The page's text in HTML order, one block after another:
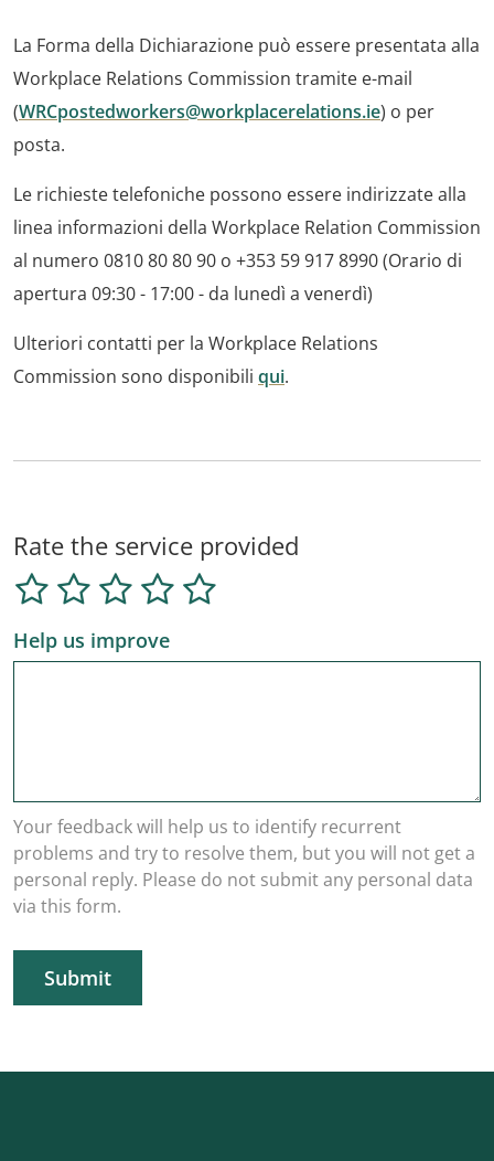
La Forma della Dichiarazione può essere presentata alla
Workplace Relations Commission tramite e-mail
(WRCpostedworkers@workplacerelations.ie) o per
posta.
Le richieste telefoniche possono essere indirizzate alla
linea informazioni della Workplace Relation Commission
al numero 0810 80 80 90 o +353 59 917 8990 (Orario di
apertura 09:30 - 17:00 - da lunedì a venerdì)
Ulteriori contatti per la Workplace Relations
Commission sono disponibili qui.
Rate the service provided
Help us improve
Your feedback will help us to identify recurrent
problems and try to resolve them, but you will not get a
personal reply. Please do not submit any personal data
via this form.
Submit